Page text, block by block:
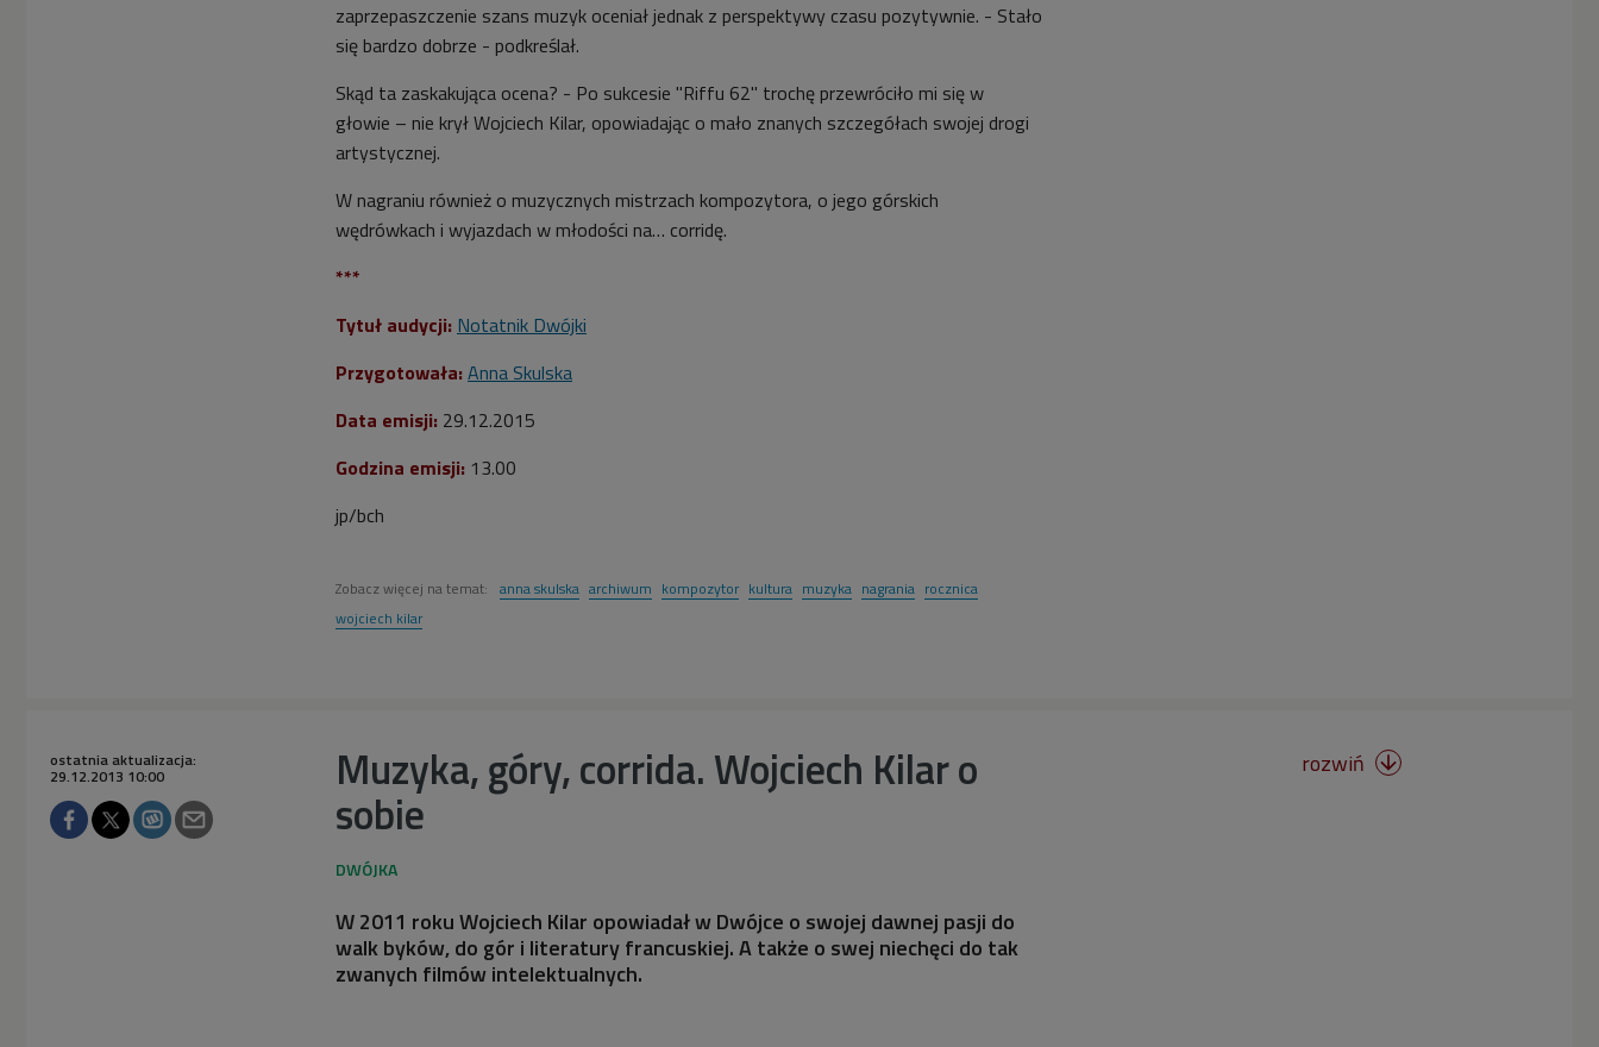
zaprzepaszczenie szans muzyk oceniał jednak z perspektywy czasu pozytywnie. - Stało
się bardzo dobrze - podkreślał.
Skąd ta zaskakująca ocena? - Po sukcesie "Riffu 62" trochę przewróciło mi się w
głowie – nie krył Wojciech Kilar, opowiadając o mało znanych szczegółach swojej drogi
artystycznej.
W nagraniu również o muzycznych mistrzach kompozytora, o jego górskich
wędrówkach i wyjazdach w młodości na… corridę.
***
Tytuł audycji: Notatnik Dwójki
Przygotowała: Anna Skulska
Data emisji: 29.12.2015
Godzina emisji: 13.00
jp/bch
Zobacz więcej na temat: anna skulska archiwum kompozytor kultura muzyka nagrania rocznica
wojciech kilar
Muzyka, góry, corrida. Wojciech Kilar o
sobie
ostatnia aktualizacja:
29.12.2013 10:00
W 2011 roku Wojciech Kilar opowiadał w Dwójce o swojej dawnej pasji do
walk byków, do gór i literatury francuskiej. A także o swej niechęci do tak
zwanych filmów intelektualnych.
rozwiń 